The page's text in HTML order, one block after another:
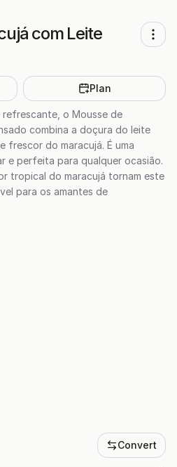
com Leite
Plan
refrescante, o Mousse de
combina a doçura do leite
frescor do maracujá. É uma
e perfeita para qualquer ocasião.
tropical do maracujá tornam este
para os amantes de
Convert